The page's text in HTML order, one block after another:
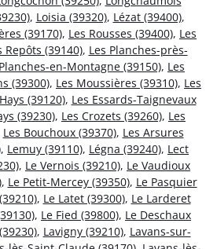
, Loisia (39320), Lézat (39400),
(39170), Les Rousses (39400), Les
Repôts (39140), Les Planches-près-
en-Montagne (39150), Les
(39300), Les Moussières (39310), Les
(39120), Les Essards-Taignevaux
(39230), Les Crozets (39260), Les
Les Bouchoux (39370), Les Arsures
, Lemuy (39110), Légna (39240), Lect
, Le Vernois (39210), Le Vaudioux
, Le Petit-Mercey (39350), Le Pasquier
, Le Latet (39300), Le Larderet
, Le Fied (39800), Le Deschaux
, Lavigny (39210), Lavans-sur-